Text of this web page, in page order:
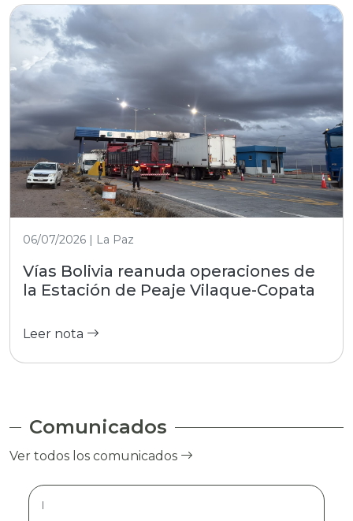
06/07/2026 | La Paz
Vías Bolivia reanuda operaciones de
la Estación de Peaje Vilaque-Copata
Leer nota
Comunicados
Ver todos los comunicados
|